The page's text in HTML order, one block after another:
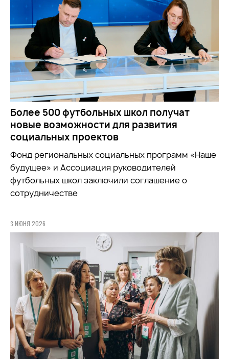
Более 500 футбольных школ получат
новые возможности для развития
социальных проектов
Фонд региональных социальных программ «Наше
будущее» и Ассоциация руководителей
футбольных школ заключили соглашение о
сотрудничестве
3 ИЮНЯ 2026